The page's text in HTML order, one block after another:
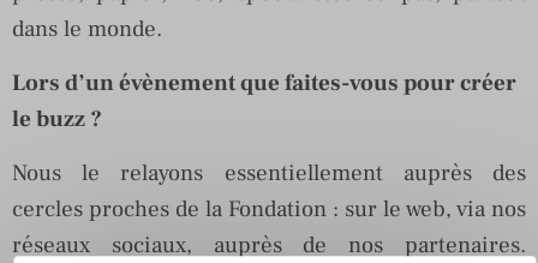
dans le monde.
Lors d’un évènement que faites-vous pour créer
le buzz ?
Nous le relayons essentiellement auprès des
cercles proches de la Fondation : sur le web, via nos
réseaux sociaux, auprès de nos partenaires.